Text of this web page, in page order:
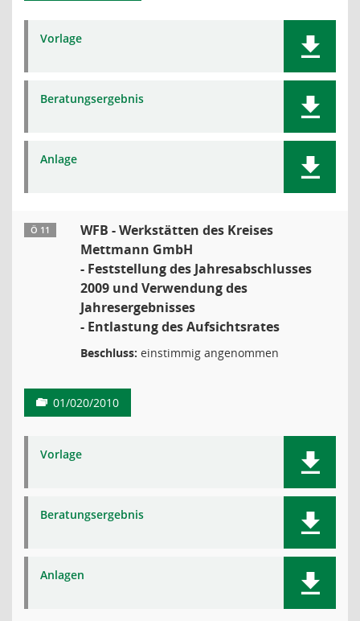
Vorlage
Beratungsergebnis
Anlage
Ö 11
WFB - Werkstätten des Kreises
Mettmann GmbH
- Feststellung des Jahresabschlusses
2009 und Verwendung des
Jahresergebnisses
- Entlastung des Aufsichtsrates
Beschluss: einstimmig angenommen
01/020/2010
Vorlage
Beratungsergebnis
Anlagen